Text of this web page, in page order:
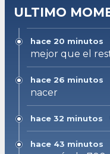
ULTIMO
hace 20 minutos
mejor que el
hace 26 minutos
nacer
hace 32 minutos
hace 43 minutos